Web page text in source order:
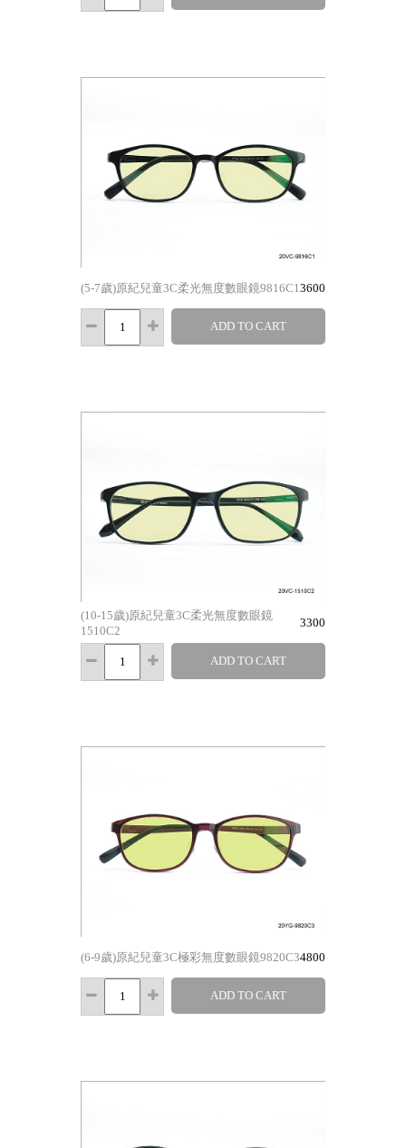
(5-7歲)原紀兒童3C柔光無度數眼鏡9816C1 3600
ADD TO CART
(10-15歲)原紀兒童3C柔光無度數眼鏡
1510C2
3300
ADD TO CART
(6-9歲)原紀兒童3C極彩無度數眼鏡9820C34800
ADD TO CART